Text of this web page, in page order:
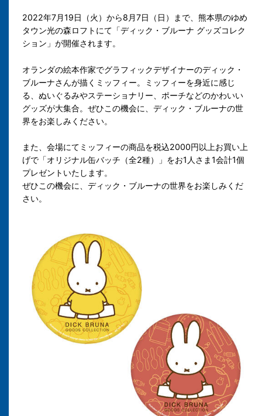
2022年7月19日（火）から8月7日（日）まで、熊本県のゆめ
タウン光の森ロフトにて「ディック・ブルーナ グッズコレク
ション」が開催されます。
オランダの絵本作家でグラフィックデザイナーのディック・
ブルーナさんが描くミッフィー。ミッフィーを身近に感じ
る、ぬいぐるみやステーショナリー、ポーチなどのかわいい
グッズが大集合。ぜひこの機会に、ディック・ブルーナの世
界をお楽しみください。
また、会場にてミッフィーの商品を税込2000円以上お買い上
げで「オリジナル缶バッチ（全2種）」をお1人さま1会計1個
プレゼントいたします。
ぜひこの機会に、ディック・ブルーナの世界をお楽しみくだ
さい。